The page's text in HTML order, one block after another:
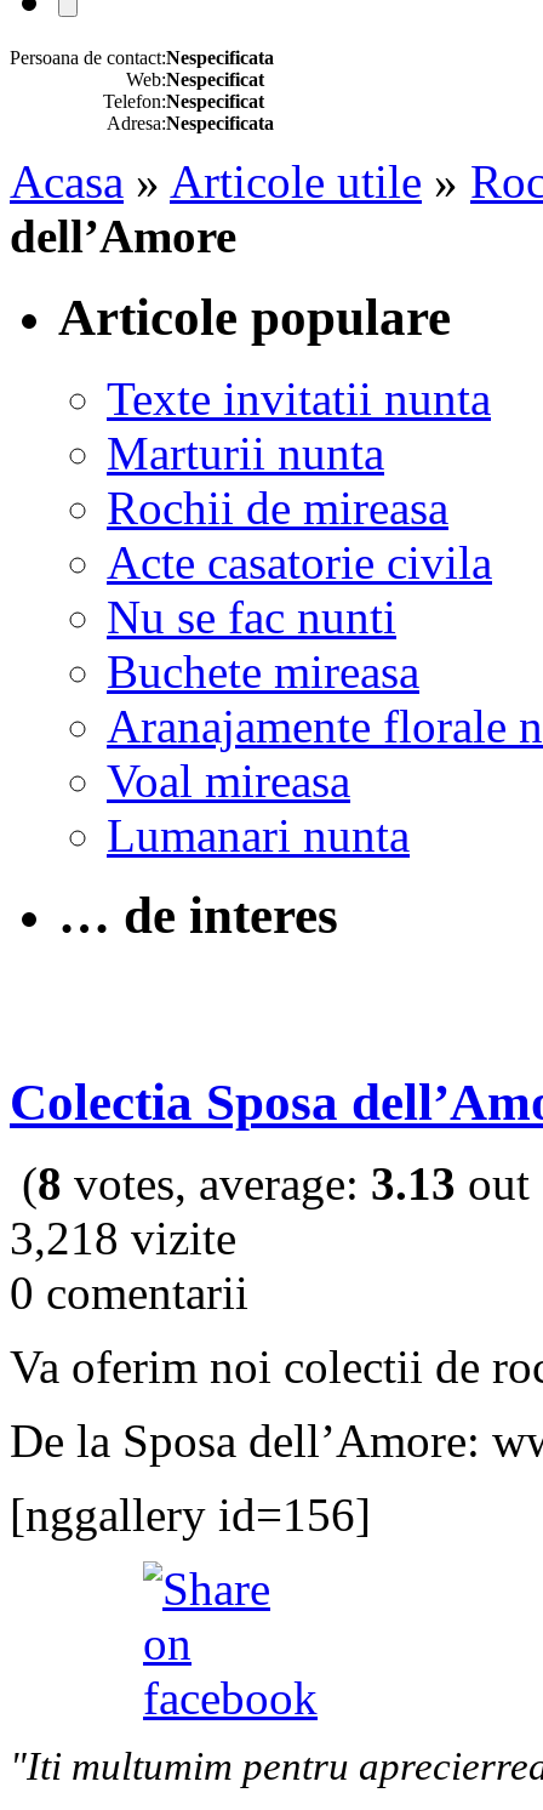
Persoana de contact:Nespecificata
Web:Nespecificat
Telefon:Nespecificat
Adresa:Nespecificata
Acasa » Articole utile »
dell’Amore
Articole populare
Texte invitatii nunta
Marturii nunta
Rochii de mireasa
Acte casatorie civila
Nu se fac nunti
Buchete mireasa
Aranajamente florale
Voal mireasa
Lumanari nunta
… de interes
Colectia Sposa
(8 votes, average: 3.13 out
3,218 vizite
0 comentarii
Va oferim noi colectii de
De la Sposa dell’Amore:
[nggallery id=156]
"Iti multumim pentru